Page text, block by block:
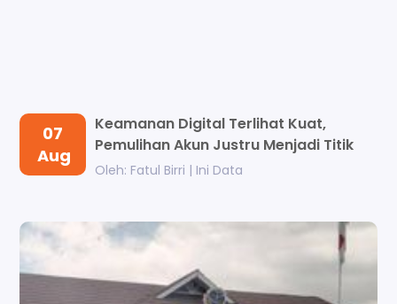
07
Aug
Keamanan Digital Terlihat Kuat,
Pemulihan Akun Justru Menjadi Titik
Le...
Oleh: Fatul Birri | Ini Data